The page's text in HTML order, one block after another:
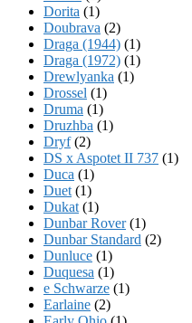
Dorita (1)
Doubrava (2)
Draga (1944) (1)
Draga (1972) (1)
Drewlyanka (1)
Drossel (1)
Druma (1)
Druzhba (1)
Dryf(2)
DS x Aspotet II 737 (1)
Duca (1)
Duet (1)
Dukat (1)
Dunbar Rover(1)
Dunbar Standard (2)
Dunluce (1)
Duquesa (1)
e Schwarze (1)
Earlaine (2)